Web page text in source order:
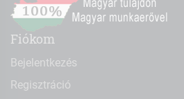
Fiókom
Bejelentkezés
Regisztráció